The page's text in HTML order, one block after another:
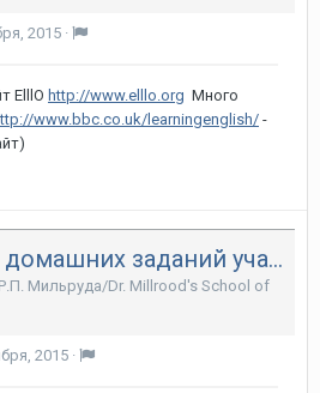
2015 ·
ElllO http://www.elllo.org Много
www.bbc.co.uk/learningenglish/ -
Сколько нужно домашних заданий учащимся
Мильруда/Dr. Millrood's School of
2015 ·